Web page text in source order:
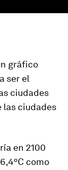
gráfico
ser el
ciudades
las ciudades
en 2100
como